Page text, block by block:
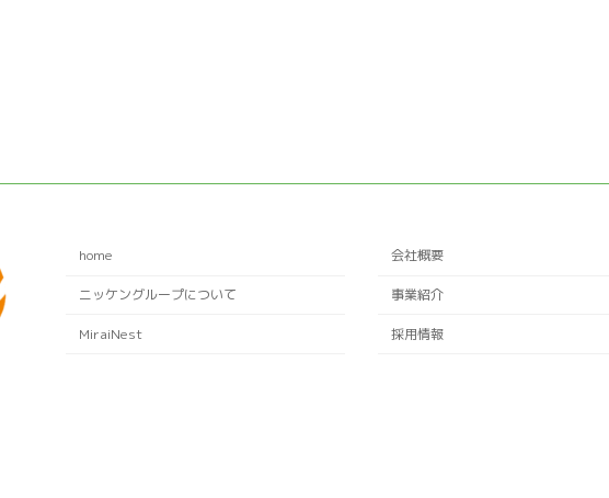
home
ニッケングループについて
MiraiNest
会社概要
事業紹介
採用情報